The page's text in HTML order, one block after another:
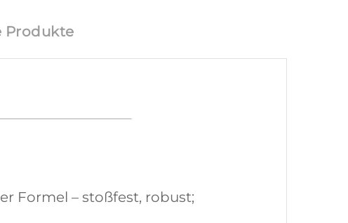
Produkte
Formel – stoßfest, robust;